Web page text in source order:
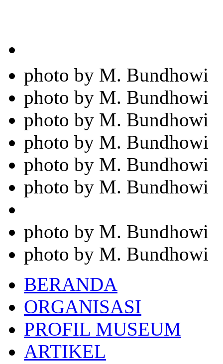
photo by M. Bundhowi
photo by M. Bundhowi
photo by M. Bundhowi
photo by M. Bundhowi
photo by M. Bundhowi
photo by M. Bundhowi
photo by M. Bundhowi
photo by M. Bundhowi
BERANDA
ORGANISASI
PROFIL MUSEUM
ARTIKEL